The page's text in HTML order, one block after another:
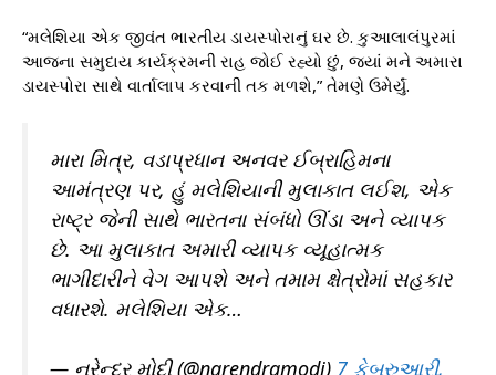
“મલેશિયા એક જીવંત ભારતીય ડાયસ્પોરાનું ઘર છે. કુઆલાલંપુરમાં
આજના સમુદાય કાર્યક્રમની રાહ જોઈ રહ્યો છું, જ્યાં મને અમારા
ડાયસ્પોરા સાથે વાર્તાલાપ કરવાની તક મળશે,” તેમણે ઉમેર્યું.
મારા મિત્ર, વડાપ્રધાન અનવર ઈબ્રાહિમના
આમંત્રણ પર, હું મલેશિયાની મુલાકાત લઈશ, એક
રાષ્ટ્ર જેની સાથે ભારતના સંબંધો ઊંડા અને વ્યાપક
છે. આ મુલાકાત અમારી વ્યાપક વ્યૂહાત્મક
ભાગીદારીને વેગ આપશે અને તમામ ક્ષેત્રોમાં સહકાર
વધારશે. મલેશિયા એક…
— નરેન્દ્ર મોદી (@narendramodi) 7 ફેબ્રુઆરી,